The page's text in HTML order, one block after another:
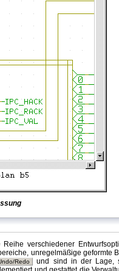
verschiedener
unregelmäßige geformte
Redo
und sind in der Lage,